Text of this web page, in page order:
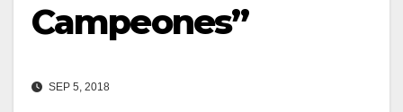
Campeones”
SEP 5, 2018